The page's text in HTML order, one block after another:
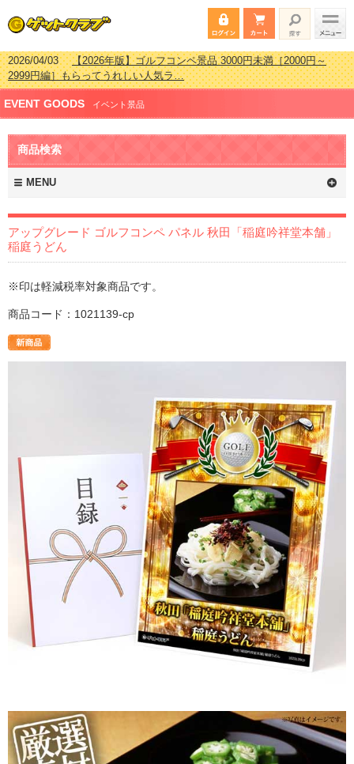
2026/04/03【2026年版】ゴルフコンペ景品 3000円未満［2000円～
2999円編］もらってうれしい人気ラ…
2026/02/16【2026年版】結婚式の二次会で貰って嬉しい景品とは？ 更
新しました！
2026/02/03【2026年版】ゴルフコンペ景品 3000円未満［2000円～
2999円編］もらってうれしい人気ラ…
2026/07/15
ング 更新しました！
EVENT GOODS イベント景品
商品検索
MENU
アップグレード ゴルフコンペ パネル 秋田「稲庭吟祥堂本舗」
稲庭うどん
※印は軽減税率対象商品です。
商品コード：1021139-cp